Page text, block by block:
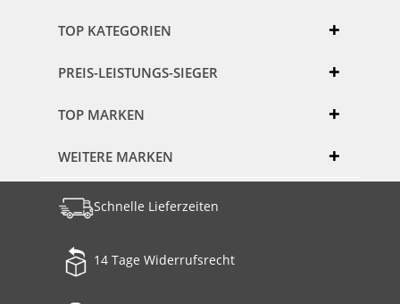
TOP KATEGORIEN
PREIS-LEISTUNGS-SIEGER
TOP MARKEN
WEITERE MARKEN
Schnelle Lieferzeiten
14 Tage Widerrufsrecht